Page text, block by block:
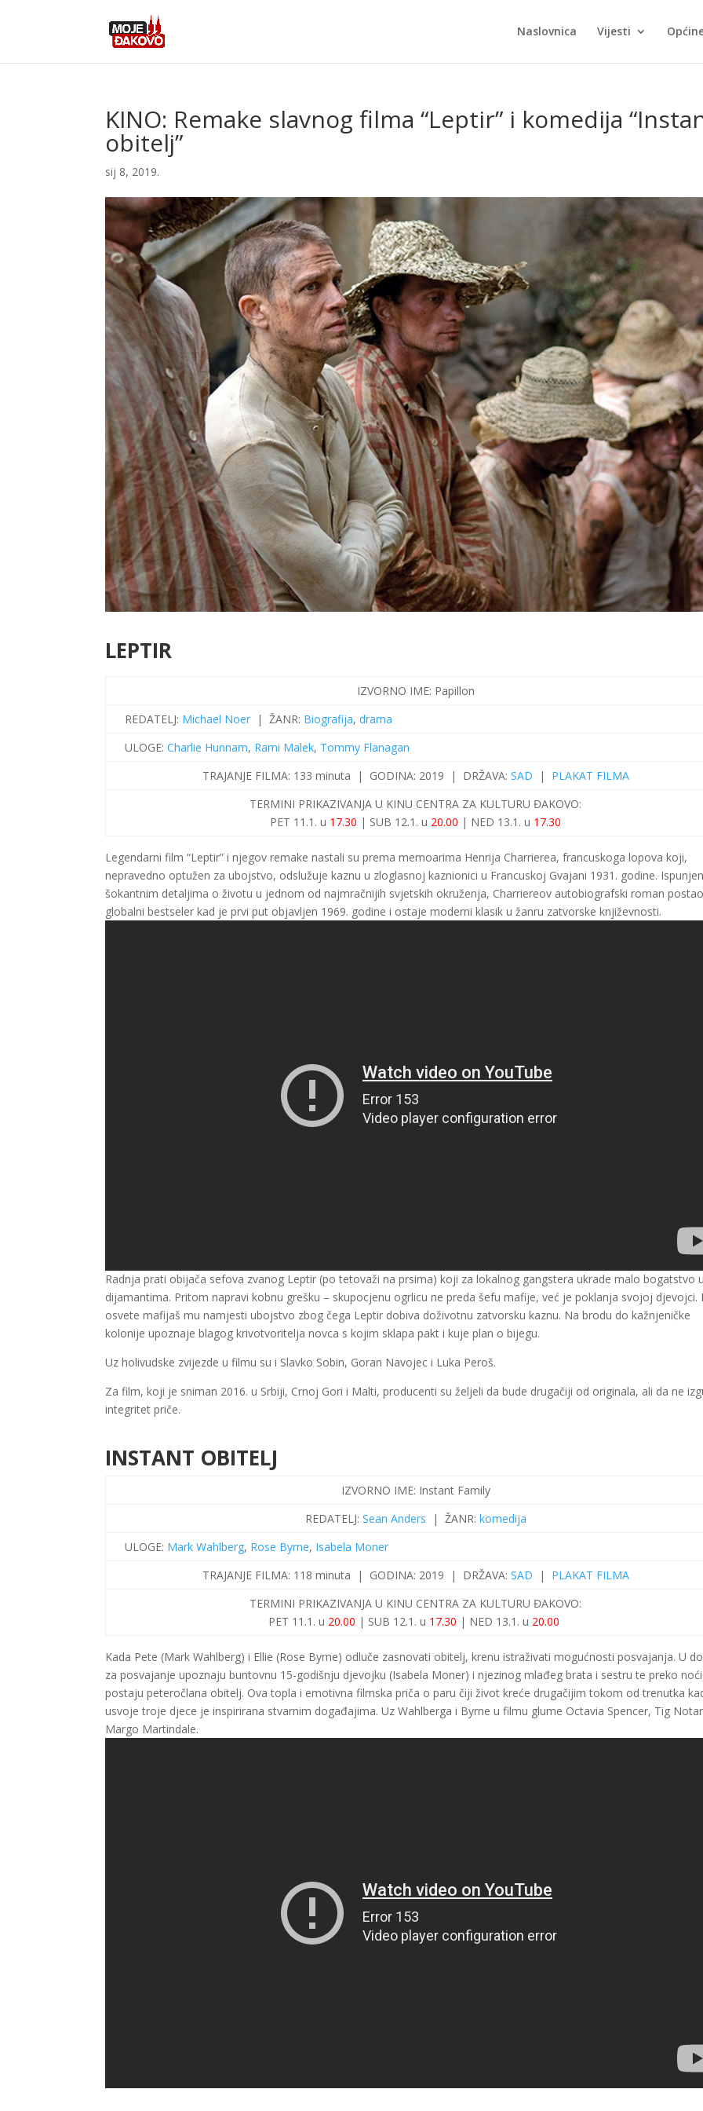
Naslovnica Vijesti
KINO: Remake slavnog filma “Leptir” i komedija
obitelj”
sij 8, 2019.
LEPTIR
IZVORNO IME: Papillon
REDATELJ: Michael Noer |ŽANR: Biografija,drama
ULOGE: Charlie Hunnam, Rami Malek, Tommy Flanagan
TRAJANJE FILMA: 133 minuta | GODINA: 2019 | DRŽAVA: SAD | PLAKAT FILMA
TERMINI PRIKAZIVANJA U KINU CENTRA ZA KULTURU ĐAKOVO:
PET 11.1. u 17.30 | SUB 12.1. u 20.00 | NED 13.1. u 17.30
Legendarni film “Leptir” i njegov remake nastali su prema memoarima Henrija Charrierea, francuskoga lopova koji,
nepravedno optužen za ubojstvo, odslužuje kaznu u zloglasnoj kaznionici u Francuskoj Gvajani 1931. godine. Ispunjen
šokantnim detaljima o životu u jednom od najmračnijih svjetskih okruženja, Charriereov autobiografski roman
globalni bestseler kad je prvi put objavljen 1969. godine i ostaje moderni klasik u žanru zatvorske književnosti.
Radnja prati obijača sefova zvanog Leptir (po tetovaži na prsima) koji za lokalnog gangstera ukrade malo bogatstvo u
dijamantima. Pritom napravi kobnu grešku – skupocjenu ogrlicu ne preda šefu mafije, već je poklanja svojoj djevojci.
osvete mafijaš mu namjesti ubojstvo zbog čega Leptir dobiva doživotnu zatvorsku kaznu. Na brodu do kažnjeničke
kolonije upoznaje blagog krivotvoritelja novca s kojim sklapa pakt i kuje plan o bijegu.
Uz holivudske zvijezde u filmu su i Slavko Sobin, Goran Navojec i Luka Peroš.
Za film, koji je sniman 2016. u Srbiji, Crnoj Gori i Malti, producenti su željeli da bude drugačiji od originala, ali da ne
integritet priče.
INSTANT OBITELJ
IZVORNO IME: Instant Family
REDATELJ: Sean Anders | ŽANR: komedija
ULOGE: Mark Wahlberg, Rose Byrne, Isabela Moner
TRAJANJE FILMA: 118 minuta | GODINA: 2019 | DRŽAVA: SAD | PLAKAT FILMA
TERMINI PRIKAZIVANJA U KINU CENTRA ZA KULTURU ĐAKOVO:
PET 11.1. u 20.00 | SUB 12.1. u 17.30 | NED 13.1. u 20.00
Kada Pete (Mark Wahlberg) i Ellie (Rose Byrne) odluče zasnovati obitelj, krenu istraživati mogućnosti posvajanja. U
za posvajanje upoznaju buntovnu 15-godišnju djevojku (Isabela Moner) i njezinog mlađeg brata i sestru te preko noći
postaju peteročlana obitelj. Ova topla i emotivna filmska priča o paru čiji život kreće drugačijim tokom od trenutka
usvoje troje djece je inspirirana stvarnim događajima. Uz Wahlberga i Byrne u filmu glume Octavia Spencer, Tig
Margo Martindale.